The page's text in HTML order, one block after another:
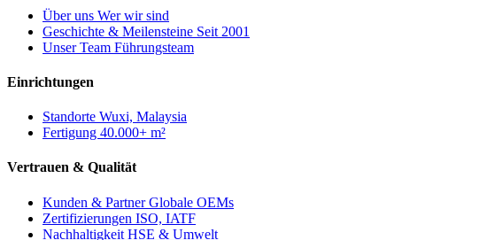
Über uns Wer wir sind
Geschichte & Meilensteine Seit 2001
Unser Team Führungsteam
Einrichtungen
Standorte Wuxi, Malaysia
Fertigung 40.000+ m²
Vertrauen & Qualität
Kunden & PartnerGlobale OEMs
Zertifizierungen ISO, IATF
Nachhaltigkeit HSE & Umwelt